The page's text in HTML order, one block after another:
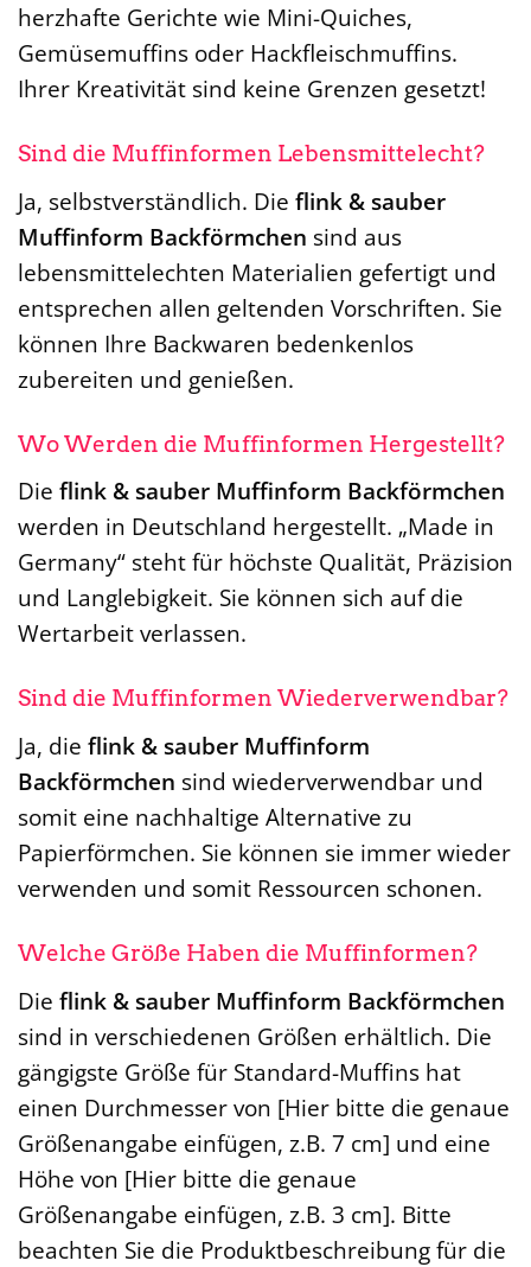
herzhafte Gerichte wie Mini-Quiches,
Gemüsemuffins oder Hackfleischmuffins.
Ihrer Kreativität sind keine Grenzen gesetzt!
Sind die Muffinformen Lebensmittelecht?
Ja, selbstverständlich. Die flink & sauber
Muffinform Backförmchen sind aus
lebensmittelechten Materialien gefertigt und
entsprechen allen geltenden Vorschriften. Sie
können Ihre Backwaren bedenkenlos
zubereiten und genießen.
Wo Werden die Muffinformen Hergestellt?
Die flink & sauber Muffinform Backförmchen
werden in Deutschland hergestellt. „Made in
Germany“ steht für höchste Qualität, Präzision
und Langlebigkeit. Sie können sich auf die
Wertarbeit verlassen.
Sind die Muffinformen Wiederverwendbar?
Ja, die flink & sauber Muffinform
Backförmchen sind wiederverwendbar und
somit eine nachhaltige Alternative zu
Papierförmchen. Sie können sie immer wieder
verwenden und somit Ressourcen schonen.
Welche Größe Haben die Muffinformen?
Die flink & sauber Muffinform Backförmchen
sind in verschiedenen Größen erhältlich. Die
gängigste Größe für Standard-Muffins hat
einen Durchmesser von [Hier bitte die genaue
Größenangabe einfügen, z.B. 7 cm] und eine
Höhe von [Hier bitte die genaue
Größenangabe einfügen, z.B. 3 cm]. Bitte
beachten Sie die Produktbeschreibung für die